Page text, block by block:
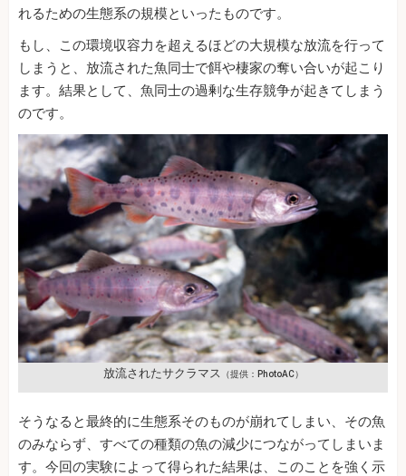
れるための生態系の規模といったものです。
もし、この環境収容力を超えるほどの大規模な放流を行って
しまうと、放流された魚同士で餌や棲家の奪い合いが起こり
ます。結果として、魚同士の過剰な生存競争が起きてしまう
のです。
放流されたサクラマス （提供：PhotoAC）
そうなると最終的に生態系そのものが崩れてしまい、その魚
のみならず、すべての種類の魚の減少につながってしまいま
す。今回の実験によって得られた結果は、このことを強く示